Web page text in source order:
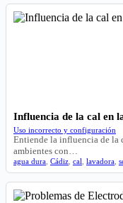
Influencia de la cal en
Uso incorrecto y configuración
Entiende la influencia de la
ambientes con…
agua dura Cádiz cal lavadora